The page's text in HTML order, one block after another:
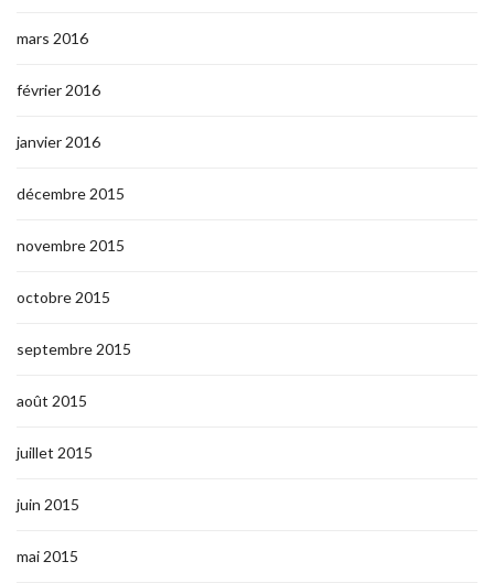
mars 2016
février 2016
janvier 2016
décembre 2015
novembre 2015
octobre 2015
septembre 2015
août 2015
juillet 2015
juin 2015
mai 2015